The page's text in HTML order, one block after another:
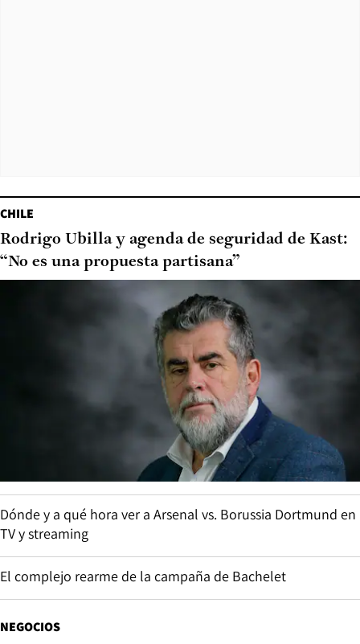
CHILE
Rodrigo Ubilla y agenda de seguridad de Kast:
“No es una propuesta partisana”
Dónde y a qué hora ver a Arsenal vs. Borussia Dortmund en
TV y streaming
El complejo rearme de la campaña de Bachelet
NEGOCIOS